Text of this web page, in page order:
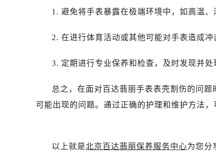
1. 避免将手表暴露在极端环境中，如高温、
2. 在进行体育活动或其他可能对手表造成冲
3. 定期进行专业保养和检查，及时发现并处
总之，在面对百达翡丽手表表壳割伤的问
可能出现的问题。通过正确的护理和维护方法
以上就是北京百达翡丽保养服务中心为您分